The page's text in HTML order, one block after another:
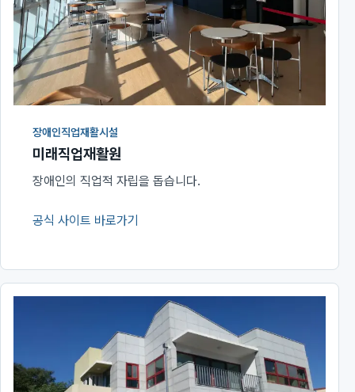
장애인직업재활시설
미래직업재활원
장애인의 직업적 자립을 돕습니다.
공식 사이트 바로가기
(새 창에서 열림)